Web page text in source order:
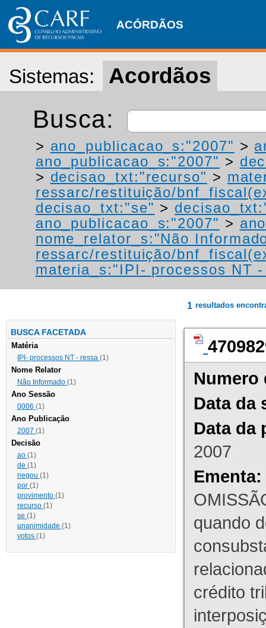
ACÓRDÃOS
Sistemas: Acordãos
Busca:
> ano_publicacao_s:"2007" >
ano_publicacao_s:"2007" >
> decisao_txt:"recurso" >
ressarc/restituição/
decisao_txt:"se" >
ano_publicacao_s:"2007" >
nome_relator_s:"Não
ressarc/restituição/
materia_s:"IPI- processos NT
BUSCA FACETADA
Matéria
IPI- processos NT - ressa (1)
Nome Relator
Não Informado (1)
Ano Sessão
0006 (1)
Ano Publicação
2007 (1)
Decisão
ao (1)
de (1)
negou (1)
por (1)
provimento (1)
recurso (1)
se (1)
unanimidade (1)
votos (1)
1 resultados
Numero
Data da
Data da
2007
Ementa:
quando
crédito